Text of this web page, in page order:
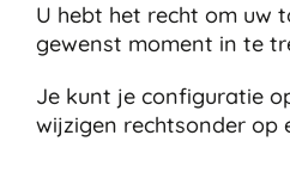
U hebt het recht om uw
gewenst moment in te
Je kunt je configuratie
wijzigen rechtsonder op